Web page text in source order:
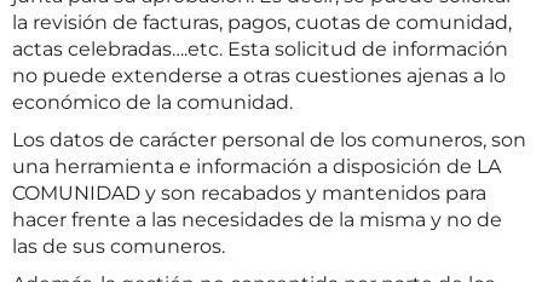
la revisión de facturas, pagos, cuotas de comunidad,
actas celebradas….etc. Esta solicitud de información
no puede extenderse a otras cuestiones ajenas a lo
económico de la comunidad.
Los datos de carácter personal de los comuneros, son
una herramienta e información a disposición de LA
COMUNIDAD y son recabados y mantenidos para
hacer frente a las necesidades de la misma y no de
las de sus comuneros.